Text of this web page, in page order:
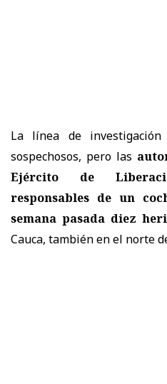
La línea de
sospechosos, pero las
Ejército de
responsables de un
semana pasada diez
Cauca, también en el norte